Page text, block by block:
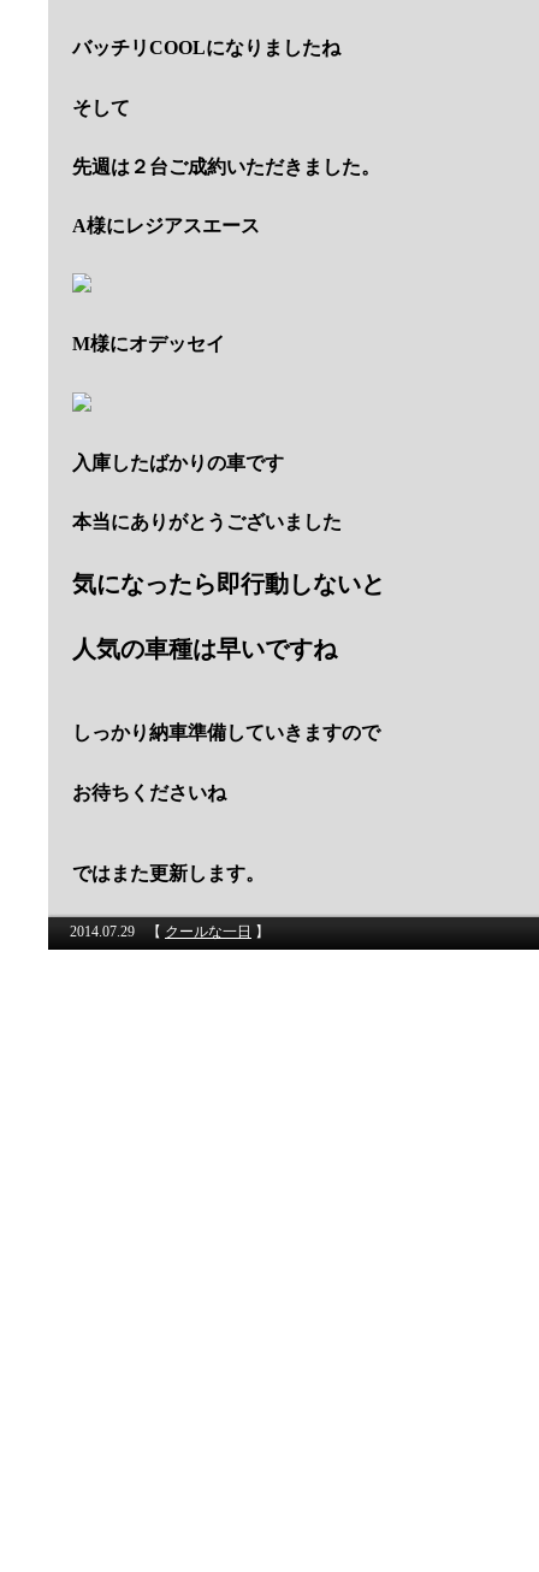
バッチリCOOLになりましたね
そして
先週は２台ご成約いただきました。
A様にレジアスエース
M様にオデッセイ
入庫したばかりの車です
本当にありがとうございました
気になったら即行動しないと
人気の車種は早いですね
しっかり納車準備していきますので
お待ちくださいね
ではまた更新します。
2014.07.29 【 クールな一日 】